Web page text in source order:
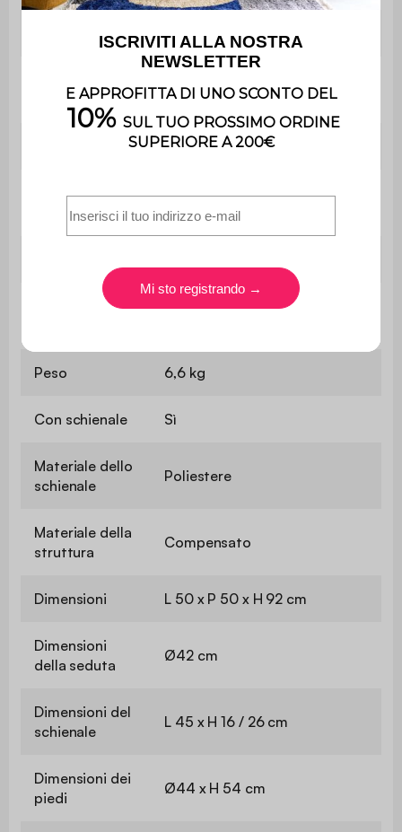
Durezza seduta Equilibrato
supportato
110 kg per sedile
Interno
Utilizzo esclusivamente
domestico
Il montaggio è semplice, le
Peso 6,6 kg
Con schienale Sì
Materiale dello
schienale
Poliestere
Materiale della
struttura
Compensato
Dimensioni L 50 x P 50 x H 92 cm
Dimensioni
della seduta
Ø42 cm
Dimensioni del
schienale
L 45 x H 16 / 26 cm
Dimensioni dei
piedi
Ø44 x H 54 cm